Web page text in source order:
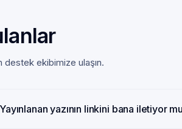
destek ekibimize ulaşın.
Yayınlanan yazının linkini bana iletiyor